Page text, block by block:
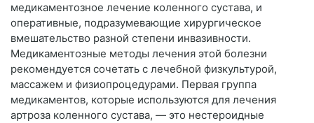
медикаментозное лечение коленного сустава, и
оперативные, подразумевающие хирургическое
вмешательство разной степени инвазивности.
Медикаментозные методы лечения этой болезни
рекомендуется сочетать с лечебной физкультурой,
массажем и физиопроцедурами. Первая группа
медикаментов, которые используются для лечения
артроза коленного сустава, — это нестероидные